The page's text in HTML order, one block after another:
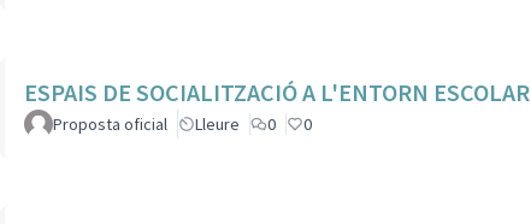
ESPAIS DE SOCIALITZACIÓ A L'ENTORN ESCOLAR
Proposta oficial Lleure 0 0